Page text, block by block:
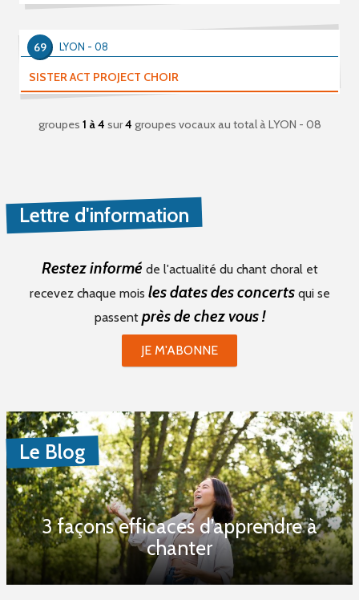
SISTER ACT PROJECT CHOIR
LYON - 08
69
groupes 1 à 4 sur4 groupes vocaux au totalà LYON - 08
Lettre d'information
Restez informé de l'actualité du chant choral et
recevez chaque mois les dates des concertsqui se
passent près de chez vous !
JE M'ABONNE
Le Blog
3 façons efficaces d’apprendre à
chanter